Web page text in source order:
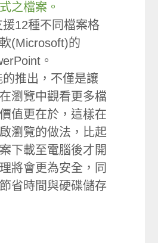
之檔案。
12種不同檔案格
(Microsoft)的
。
推出，不僅是讓
瀏覽中觀看更多檔
值更在於，這樣在
瀏覽的做法，比起
下載至電腦後才開
將會更為安全，同
省時間與硬碟儲存